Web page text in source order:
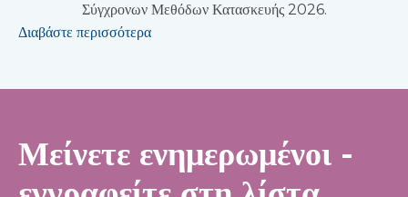
Σύγχρονων Μεθόδων Κατασκευής 2026.
Διαβάστε περισσότερα
Μείνετε ενημερωμένοι -